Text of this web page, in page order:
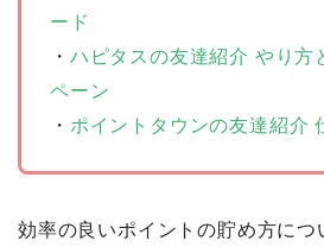
ード
・ ハピタスの友達紹介 やり方
ペーン
・ ポイントタウンの友達紹介
効率の良いポイントの貯め方につ